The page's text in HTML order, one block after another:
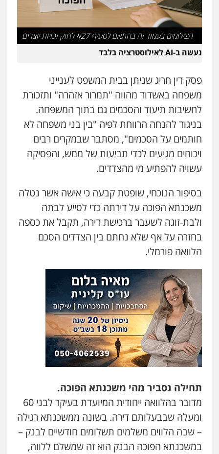
סלימאן אבו שעירה – משרד עורכי דין
פלילי בטחוני צבאי נזיקין
0547780927
עו"ד יניב זוסמן
פלילי כלכלי פשיעה חמורה מעצרים
וחקירות
0525199949
עו"ד אמיר נאטור
פלילי פשיעה חמורה צווארון לבן מעצרים
0543326767
עו"ד גיורא זילברשטיין
פלילי פשיעה חמורה
0505212444
עו"ד קובי בן שעיה
פלילי
0524040052
עו"ד אלון ארז
פלילי צבאי סמים אלימות במשפחה
לבן
0507368203
עו"ד לימור רוט חזן
פלילי מעצרים צווארון לבן פשיעה חמורה
עו"ד עינב יתח
פלילי פשיעה חמורה עורכי דין לענייני
אסירים צבאי
הצילומים בעמוד זה בהתאם לסעיף 27א לחוק זכויות יוצרים
נעשה ב-AI לאילוסטרציה בלבד
פסק דין חריג שניתן בבית המשפט לענייני
משפחה באשדוד מהווה "תמרור אזהרה" ותזכורת
לחשיבות תיעוד והסכמים גם בתוך המשפחה.
בניגוד להנחה הרווחת לפיה "בין בני משפחה לא
חותמים על הסכמים", מסתבר שבמקרים רבים
ויכוחים מגיעים לכדי תביעות של ממש, והפסיקה
עשויה להפתיע מי מהצדדים.
בסיפור הנוכחי, שופטת קבעה כי אישה אשר נטלה
משכנתא הפוכה על דירתה כדי לסייע לבתה
ולבת-זוגה לשעבר ברכישת דירה, תקבל את כספה
בחזרה על אף שלא נחתם בין הצדדים הסכם
הלוואה פורמלי.
תחילה נסביר מהי משכנתא הפוכה.
מדובר בהלוואה ייחודית המיועדת בעיקר לבני 60
ומעלה שבבעלותם דירה. בשונה ממשכנתא רגילה
– שבה הלווים משלמים תשלומים חודשיים לבנק –
במשכנתא הפוכה הבנק הוא זה שמשלם ללווה,